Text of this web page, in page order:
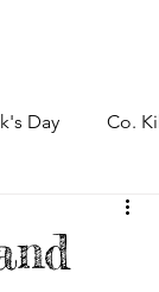
Day Co.